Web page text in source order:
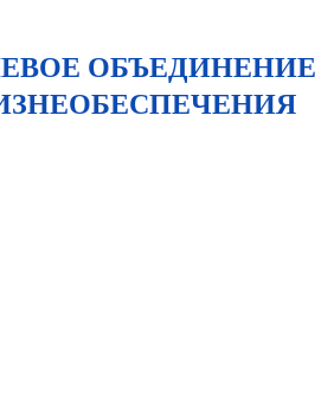
ОБЪЕДИНЕНИЕ